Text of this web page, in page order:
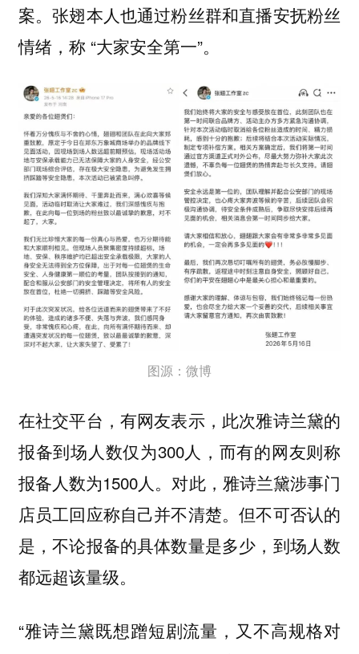
案。张翅本人也通过粉丝群和直播安抚粉丝
情绪，称 “大家安全第一”。
图源：微博
在社交平台，有网友表示，此次雅诗兰黛的
报备到场人数仅为300人，而有的网友则称
报备人数为1500人。对此，雅诗兰黛涉事门
店员工回应称自己并不清楚。但不可否认的
是，不论报备的具体数量是多少，到场人数
都远超该量级。
“雅诗兰黛既想蹭短剧流量，又不高规格对